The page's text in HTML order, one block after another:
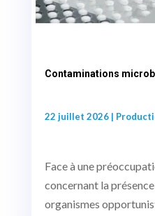
Contaminations
22 juillet 2026|
Face à une
concernant la
organismes